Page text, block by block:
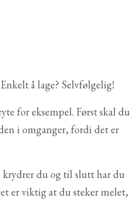
å lage? Selvfølgelig!
for eksempel. Først skal du
i omganger, fordi det er
du og til slutt har du
er viktig at du steker melet,